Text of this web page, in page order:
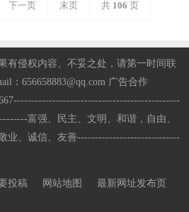
下一页 末页 共 106 页
有侵权内容、不妥之处，请第一时间联
：656658883@qq.com 广告合作
富强、民主、文明、和谐，自由、
业、诚信、友善-----------------------------
投稿 网站地图 最新网址发布页